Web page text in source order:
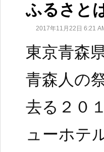
ふるさと
2017年11月22日 6:21
東京青森
青森人の
去る２０
ューホテ